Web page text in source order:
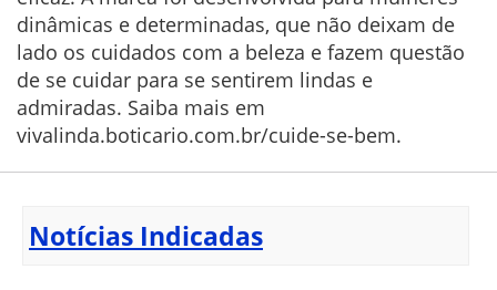
dinâmicas e determinadas, que não deixam de
lado os cuidados com a beleza e fazem questão
de se cuidar para se sentirem lindas e
admiradas. Saiba mais em
vivalinda.boticario.com.br/cuide-se-bem.
Notícias Indicadas